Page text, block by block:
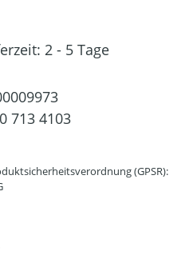
2 - 5 Tage
713 4103
(GPSR):